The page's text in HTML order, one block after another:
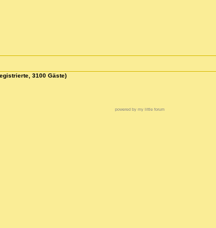
3100 Gäste)
powered by my little forum